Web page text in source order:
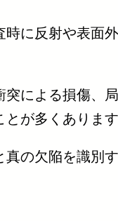
に反射や表面
による損傷、
が多くあります
の欠陥を識別